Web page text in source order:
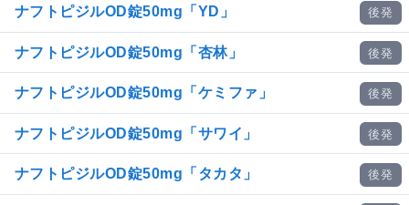
ナフトピジルOD錠50mg「YD」 後発
ナフトピジルOD錠50mg「杏林」 後発
ナフトピジルOD錠50mg「ケミファ」 後発
ナフトピジルOD錠50mg「サワイ」 後発
ナフトピジルOD錠50mg「タカタ」 後発